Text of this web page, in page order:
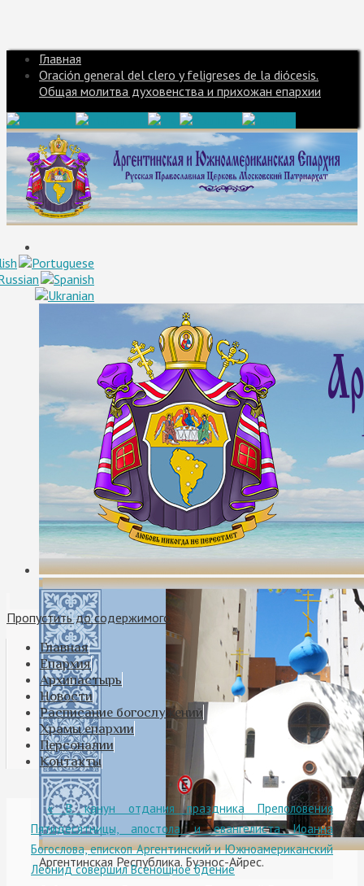
Главная
Oración general del clero y feligreses de la diócesis.
Общая молитва духовенства и прихожан епархии
Аргентинская Республика. Буэнос-Айрес.
Пропустить до содержимого
Главная
Епархия
Архипастырь
Новости
Расписание богослужений
Храмы епархии
Персоналии
Контакты
«В канун отдания праздника Преполовения
Пятидесятницы, апостола и евангелиста Иоанна
Богослова, епископ Аргентинский и Южноамериканский
Леонид совершил Всенощное бдение